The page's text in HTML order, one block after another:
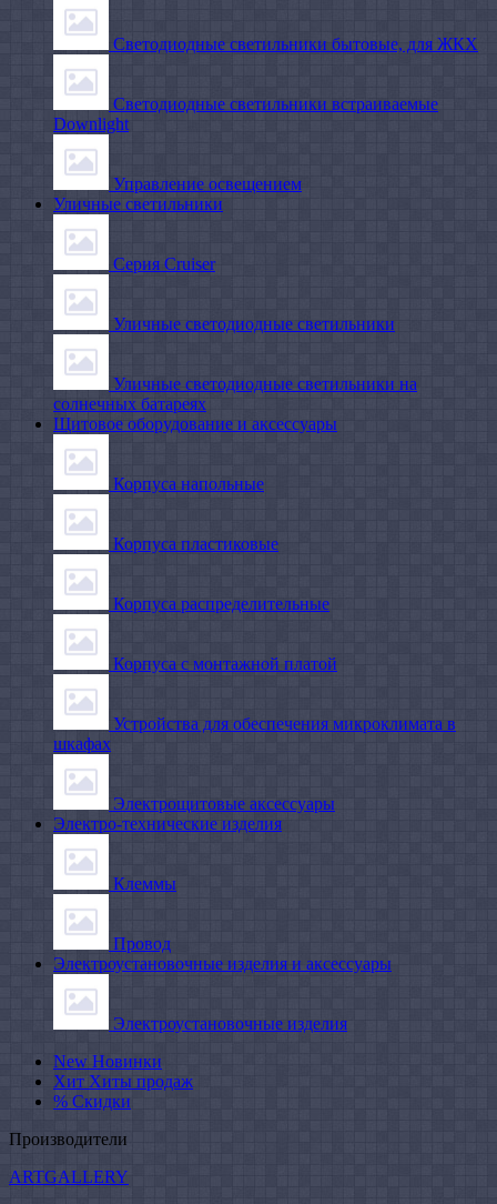
Светодиодные светильники бытовые, для ЖКХ
Светодиодные светильники встраиваемые
Downlight
Управление освещением
Уличные светильники
Серия Cruiser
Уличные светодиодные светильники
Уличные светодиодные светильники на
солнечных батареях
Щитовое оборудование и аксессуары
Корпуса напольные
Корпуса пластиковые
Корпуса распределительные
Корпуса с монтажной платой
Устройства для обеспечения микроклимата в
шкафах
Электрощитовые аксессуары
Электро-технические изделия
Клеммы
Провод
Электроустановочные изделия и аксессуары
Электроустановочные изделия
New Новинки
Хит Хиты продаж
% Скидки
Производители
ARTGALLERY